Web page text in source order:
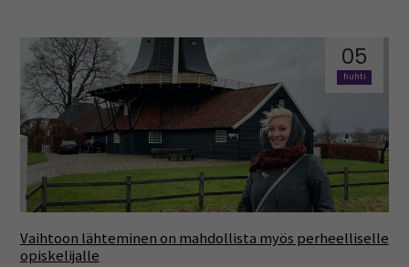
05
huhti
Vaihtoon lähteminen on mahdollista myös perheelliselle
opiskelijalle